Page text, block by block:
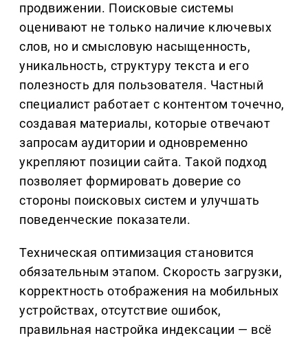
продвижении. Поисковые системы
оценивают не только наличие ключевых
слов, но и смысловую насыщенность,
уникальность, структуру текста и его
полезность для пользователя. Частный
специалист работает с контентом точечно,
создавая материалы, которые отвечают
запросам аудитории и одновременно
укрепляют позиции сайта. Такой подход
позволяет формировать доверие со
стороны поисковых систем и улучшать
поведенческие показатели.
Техническая оптимизация становится
обязательным этапом. Скорость загрузки,
корректность отображения на мобильных
устройствах, отсутствие ошибок,
правильная настройка индексации — всё